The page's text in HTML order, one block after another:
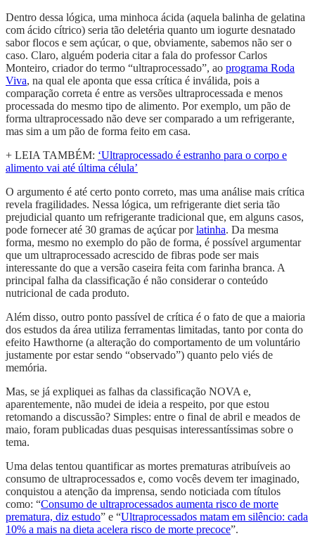
Dentro dessa lógica, uma minhoca ácida (aquela balinha de gelatina
com ácido cítrico) seria tão deletéria quanto um iogurte desnatado
sabor flocos e sem açúcar, o que, obviamente, sabemos não ser o
caso. Claro, alguém poderia citar a fala do professor Carlos
Monteiro, criador do termo “ultraprocessado”, ao programa Roda
Viva, na qual ele aponta que essa crítica é inválida, pois a
comparação correta é entre as versões ultraprocessada e menos
processada do mesmo tipo de alimento. Por exemplo, um pão de
forma ultraprocessado não deve ser comparado a um refrigerante,
mas sim a um pão de forma feito em casa.
+ LEIA TAMBÉM: ‘Ultraprocessado é estranho para o corpo e
alimento vai até última célula’
O argumento é até certo ponto correto, mas uma análise mais crítica
revela fragilidades. Nessa lógica, um refrigerante diet seria tão
prejudicial quanto um refrigerante tradicional que, em alguns casos,
pode fornecer até 30 gramas de açúcar porlatinha. Da mesma
forma, mesmo no exemplo do pão de forma, é possível argumentar
que um ultraprocessado acrescido de fibras pode ser mais
interessante do que a versão caseira feita com farinha branca. A
principal falha da classificação é não considerar o conteúdo
nutricional de cada produto.
Além disso, outro ponto passível de crítica é o fato de que a maioria
dos estudos da área utiliza ferramentas limitadas, tanto por conta do
efeito Hawthorne (a alteração do comportamento de um voluntário
justamente por estar sendo “observado”) quanto pelo viés de
memória.
Mas, se já expliquei as falhas da classificação NOVA e,
aparentemente, não mudei de ideia a respeito, por que estou
retomando a discussão? Simples: entre o final de abril e meados de
maio, foram publicadas duas pesquisas interessantíssimas sobre o
tema.
Uma delas tentou quantificar as mortes prematuras atribuíveis ao
consumo de ultraprocessados e, como vocês devem ter imaginado,
conquistou a atenção da imprensa, sendo noticiada com títulos
como: “Consumo de ultraprocessados aumenta risco de morte
prematura, diz estudo” e “Ultraprocessados matam em silêncio: cada
10% a mais na dieta acelera risco de morte precoce”.